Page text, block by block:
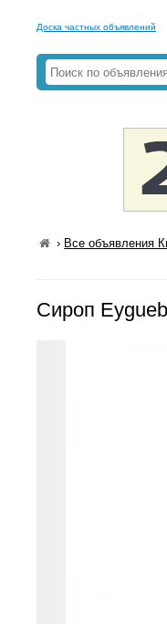
Доска частных объявлений
› Все объявления
Сироп